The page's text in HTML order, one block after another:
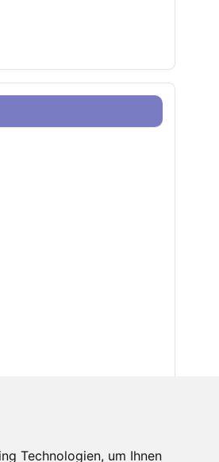
Technologien, um Ihnen